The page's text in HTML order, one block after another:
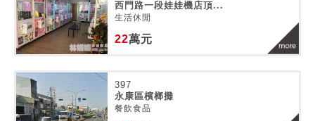
西門路一段娃娃機店頂...
生活休閒
22萬元
397
永康區檳榔攤
餐飲食品